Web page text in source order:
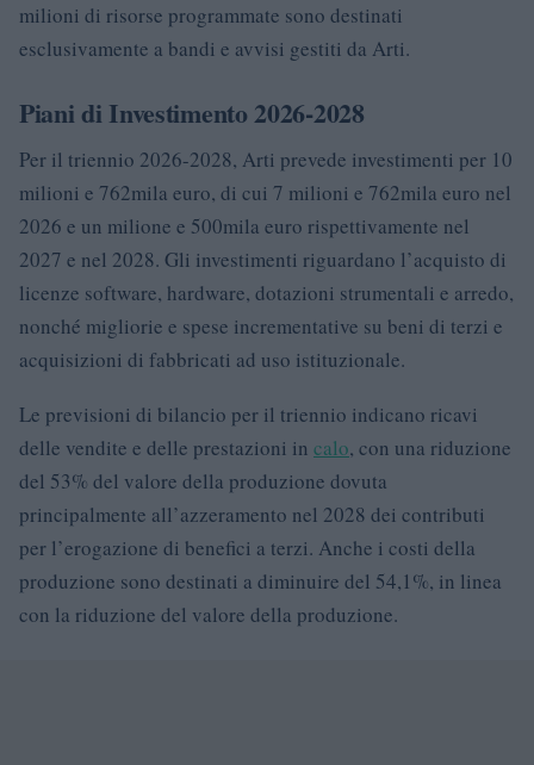
milioni di risorse programmate sono destinati
esclusivamente a bandi e avvisi gestiti da Arti.
Piani di Investimento 2026-2028
Per il triennio 2026-2028, Arti prevede investimenti per 10
milioni e 762mila euro, di cui 7 milioni e 762mila euro nel
2026 e un milione e 500mila euro rispettivamente nel
2027 e nel 2028. Gli investimenti riguardano l’acquisto di
licenze software, hardware, dotazioni strumentali e arredo,
nonché migliorie e spese incrementative su beni di terzi e
acquisizioni di fabbricati ad uso istituzionale.
Le previsioni di bilancio per il triennio indicano ricavi
delle vendite e delle prestazioni in calo, con una riduzione
del 53% del valore della produzione dovuta
principalmente all’azzeramento nel 2028 dei contributi
per l’erogazione di benefici a terzi. Anche i costi della
produzione sono destinati a diminuire del 54,1%, in linea
con la riduzione del valore della produzione.